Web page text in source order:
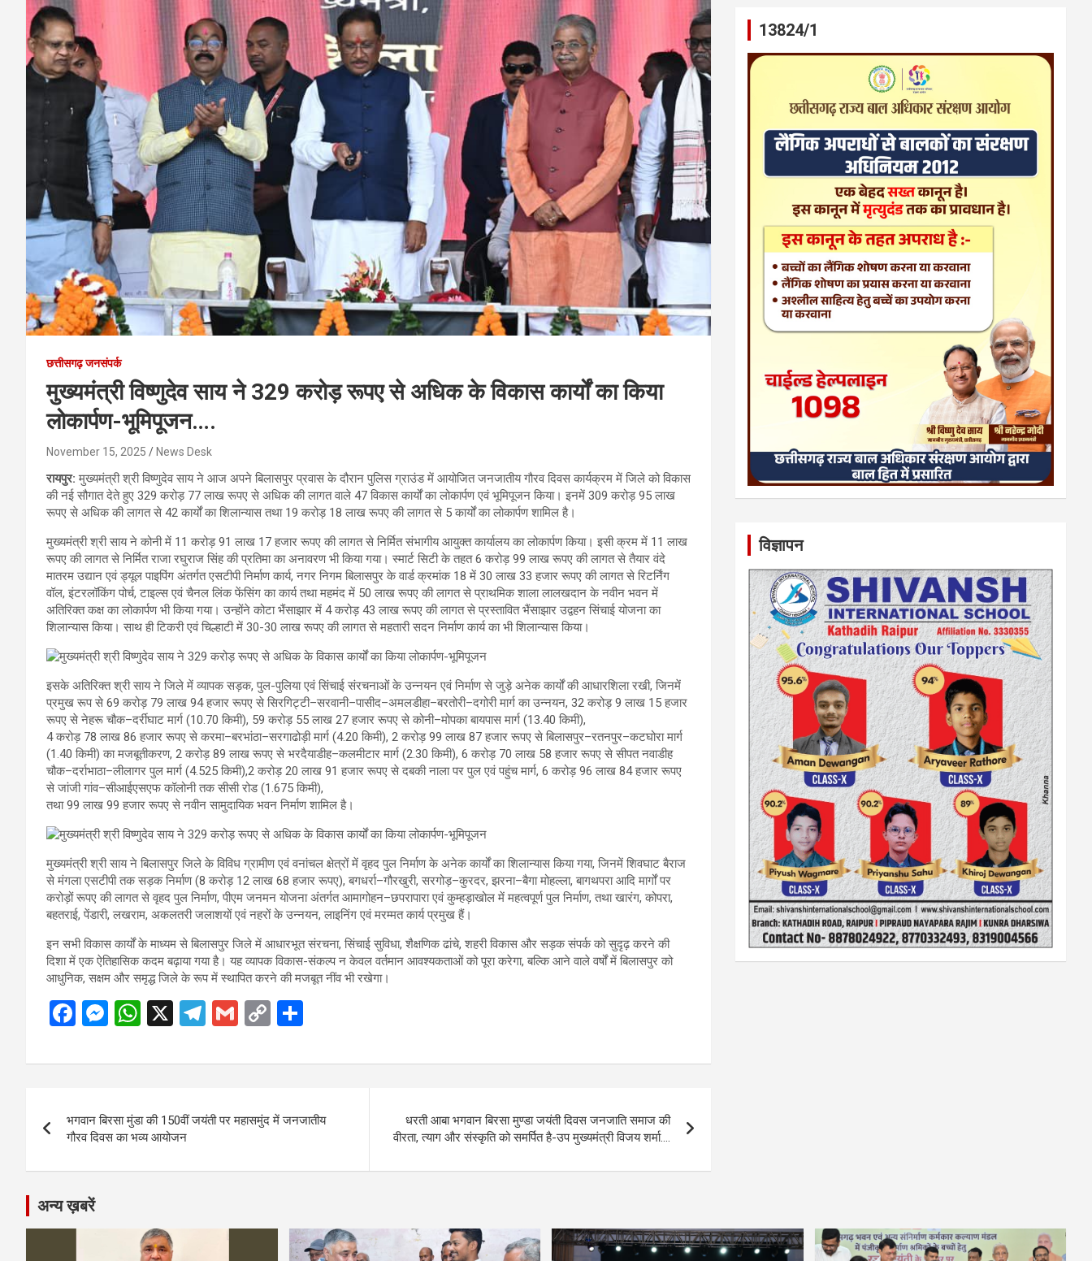
छत्तीसगढ़ जनसंपर्क
मुख्यमंत्री विष्णुदेव साय ने 329 करोड़ रूपए से अधिक के विकास कार्यों का किया
लोकार्पण-भूमिपूजन….
November 15, 2025 News Desk
रायपुर:मुख्यमंत्री श्री विष्णुदेव साय ने आज अपने बिलासपुर प्रवास के दौरान पुलिस ग्राउंड में आयोजित जनजातीय गौरव दिवस कार्यक्रम में जिले को विकास
की नई सौगात देते हुए 329 करोड़ 77 लाख रूपए से अधिक की लागत वाले 47 विकास कार्यों का लोकार्पण एवं भूमिपूजन किया। इनमें 309 करोड़ 95 लाख
रूपए से अधिक की लागत से 42 कार्यों का शिलान्यास तथा 19 करोड़ 18 लाख रूपए की लागत से 5 कार्यों का लोकार्पण शामिल है।
मुख्यमंत्री श्री साय ने कोनी में 11 करोड़ 91 लाख 17 हजार रूपए की लागत से निर्मित संभागीय आयुक्त कार्यालय का लोकार्पण किया। इसी क्रम में 11 लाख
रूपए की लागत से निर्मित राजा रघुराज सिंह की प्रतिमा का अनावरण भी किया गया। स्मार्ट सिटी के तहत 6 करोड़ 99 लाख रूपए की लागत से तैयार वंदे
मातरम उद्यान एवं ड्यूल पाइपिंग अंतर्गत एसटीपी निर्माण कार्य, नगर निगम बिलासपुर के वार्ड क्रमांक 18 में 30 लाख 33 हजार रूपए की लागत से रिटर्निंग
वॉल, इंटरलॉकिंग पोर्च, टाइल्स एवं चैनल लिंक फेंसिंग का कार्य तथा महमंद में 50 लाख रूपए की लागत से प्राथमिक शाला लालखदान के नवीन भवन में
अतिरिक्त कक्ष का लोकार्पण भी किया गया। उन्होंने कोटा भैंसाझार में 4 करोड़ 43 लाख रूपए की लागत से प्रस्तावित भैंसाझार उद्वहन सिंचाई योजना का
शिलान्यास किया। साथ ही टिकरी एवं चिल्हाटी में 30-30 लाख रूपए की लागत से महतारी सदन निर्माण कार्य का भी शिलान्यास किया।
इसके अतिरिक्त श्री साय ने जिले में व्यापक सड़क, पुल-पुलिया एवं सिंचाई संरचनाओं के उन्नयन एवं निर्माण से जुड़े अनेक कार्यों की आधारशिला रखी, जिनमें
प्रमुख रूप से 69 करोड़ 79 लाख 94 हजार रूपए से सिरगिट्टी–सरवानी–पासीद–अमलडीहा–बरतोरी–दगोरी मार्ग का उन्नयन, 32 करोड़ 9 लाख 15 हजार
रूपए से नेहरू चौक–दर्रीघाट मार्ग (10.70 किमी), 59 करोड़ 55 लाख 27 हजार रूपए से कोनी–मोपका बायपास मार्ग (13.40 किमी),
4 करोड़ 78 लाख 86 हजार रूपए से करमा–बरभांठा–सरगाढोड़ी मार्ग (4.20 किमी), 2 करोड़ 99 लाख 87 हजार रूपए से बिलासपुर–रतनपुर–कटघोरा मार्ग
(1.40 किमी) का मजबूतीकरण, 2 करोड़ 89 लाख रूपए से भरदैयाडीह–कलमीटार मार्ग (2.30 किमी), 6 करोड़ 70 लाख 58 हजार रूपए से सीपत नवाडीह
चौक–दर्राभाठा–लीलागर पुल मार्ग (4.525 किमी),2 करोड़ 20 लाख 91 हजार रूपए से दबकी नाला पर पुल एवं पहुंच मार्ग, 6 करोड़ 96 लाख 84 हजार रूपए
से जांजी गांव–सीआईएसएफ कॉलोनी तक सीसी रोड (1.675 किमी),
तथा 99 लाख 99 हजार रूपए से नवीन सामुदायिक भवन निर्माण शामिल है।
मुख्यमंत्री श्री साय ने बिलासपुर जिले के विविध ग्रामीण एवं वनांचल क्षेत्रों में वृहद पुल निर्माण के अनेक कार्यों का शिलान्यास किया गया, जिनमें शिवघाट बैराज
से मंगला एसटीपी तक सड़क निर्माण (8 करोड़ 12 लाख 68 हजार रूपए), बगधर्रा–गौरखुरी, सरगोड़–कुरदर, झरना–बैगा मोहल्ला, बागथपरा आदि मार्गों पर
करोड़ों रूपए की लागत से वृहद पुल निर्माण, पीएम जनमन योजना अंतर्गत आमागोहन–छपरापारा एवं कुम्हड़ाखोल में महत्वपूर्ण पुल निर्माण, तथा खारंग, कोपरा,
बहतराई, पेंडारी, लखराम, अकलतरी जलाशयों एवं नहरों के उन्नयन, लाइनिंग एवं मरम्मत कार्य प्रमुख हैं।
इन सभी विकास कार्यों के माध्यम से बिलासपुर जिले में आधारभूत संरचना, सिंचाई सुविधा, शैक्षणिक ढांचे, शहरी विकास और सड़क संपर्क को सुदृढ़ करने की
दिशा में एक ऐतिहासिक कदम बढ़ाया गया है। यह व्यापक विकास-संकल्प न केवल वर्तमान आवश्यकताओं को पूरा करेगा, बल्कि आने वाले वर्षों में बिलासपुर को
आधुनिक, सक्षम और समृद्ध जिले के रूप में स्थापित करने की मजबूत नींव भी रखेगा।
F
ce
o
o
k
M
se
g
er
W
at
A
p
p
X
T
e
a
G
ail
C
py
n
ar
navigation
भगवान बिरसा मुंडा की 150वीं जयंती पर महासमुंद में जनजातीय
गौरव दिवस का भव्य आयोजन
धरती आबा भगवान बिरसा मुण्डा जयंती दिवस जनजाति समाज की
वीरता, त्याग और संस्कृति को समर्पित है-उप मुख्यमंत्री विजय शर्मा….
13824/1
विज्ञापन
अन्य ख़बरें